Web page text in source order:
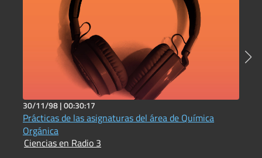
30/11/98 |00:30:17
Prácticas de las asignaturas del área de Química
Orgánica
Ciencias en Radio 3